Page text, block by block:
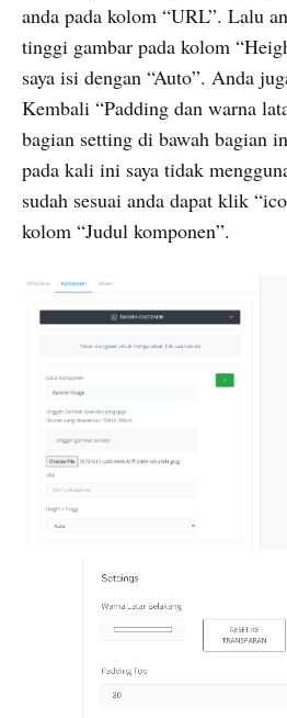
anda pada kolom “URL”. Lalu
tinggi gambar pada kolom
saya isi dengan “Auto”. Anda
Kembali “Padding dan warna
bagian setting di bawah bagian
pada kali ini saya tidak
sudah sesuai anda dapat klik
kolom “Judul komponen”.